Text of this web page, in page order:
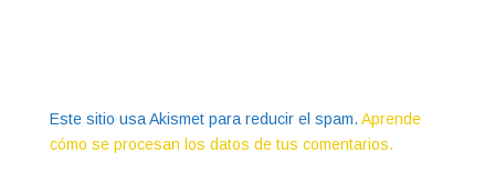
Este sitio usa Akismet para reducir el spam. Aprende
cómo se procesan los datos de tus comentarios.